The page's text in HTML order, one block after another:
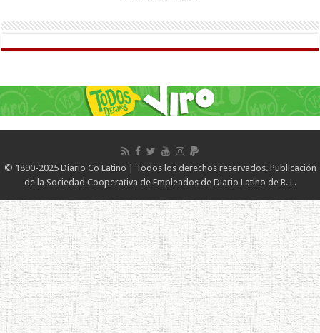
© 1890-2025 Diario Co Latino | Todos los derechos reservados. Publicación
de la Sociedad Cooperativa de Empleados de Diario Latino de R. L.